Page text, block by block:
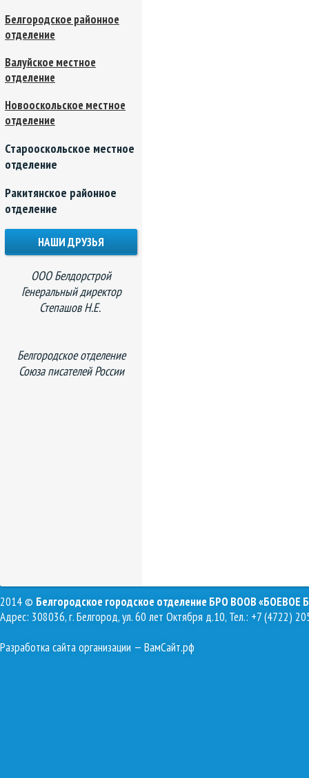
Белгородское районное
отделение
Валуйское местное
отделение
Новооскольское местное
отделение
Старооскольское местное
отделение
Ракитянское районное
отделение
НАШИ ДРУЗЬЯ
ООО Белдорстрой
Генеральный директор
Степашов Н.Е.
Белгородское отделение
Союза писателей России
2014 © Белгородское городское отделение БРО ВООВ «БОЕВОЕ
Адрес: 308036, г. Белгород, ул. 60 лет Октября д.10, Тел.: +7 (4722)
Разработка сайта организации — ВамСайт.рф